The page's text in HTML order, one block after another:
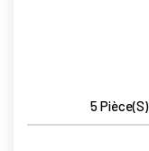
5 Pièce(s)